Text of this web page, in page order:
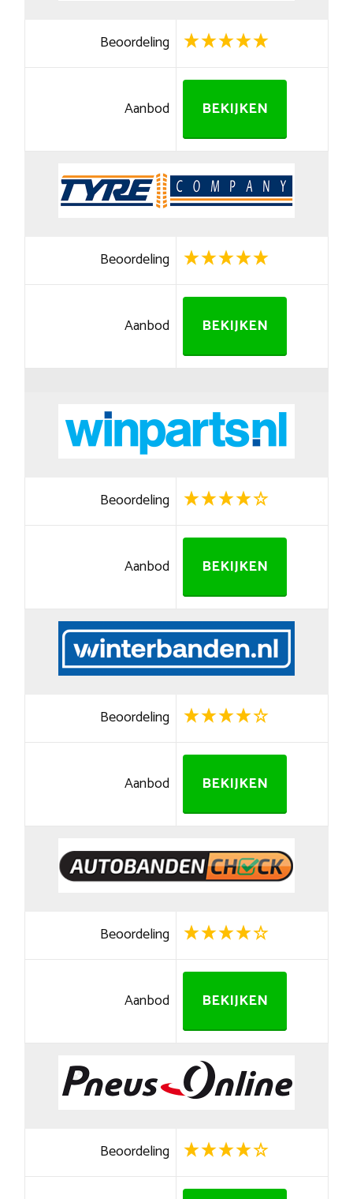
Beoordeling
Aanbod BEKIJKEN
Beoordeling
Aanbod BEKIJKEN
Beoordeling
Aanbod BEKIJKEN
Beoordeling
Aanbod BEKIJKEN
Beoordeling
Aanbod BEKIJKEN
Beoordeling